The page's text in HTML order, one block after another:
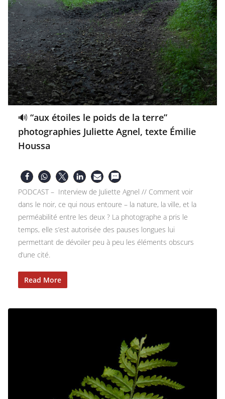
🔊 “aux étoiles le poids de la terre”
photographies Juliette Agnel, texte Émilie
Houssa
PODCAST – Interview de Juliette Agnel // Comment voir
dans le noir, ce qui nous entoure – la nature, la ville, et la
perméabilité entre les deux ? La photographe a pris le
temps, elle s’est autorisée des pauses longues lui
permettant de dévoiler peu à peu les éléments obscurs
d’une cité.
Read More